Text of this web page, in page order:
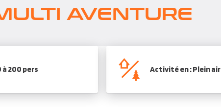
AVENTURE
200 pers Activité en : Plein air